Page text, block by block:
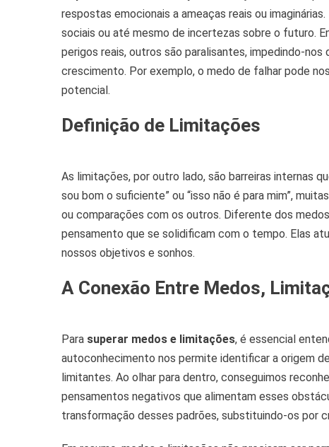
respostas emocionais a ameaças reais ou
sociais ou até mesmo de incertezas sobre o futuro.
perigos reais, outros são paralisantes, impedindo-
crescimento. Por exemplo, o medo de falhar pode
potencial.
Definição de Limitações
As limitações, por outro lado, são barreiras internas
sou bom o suficiente” ou “isso não é para mim”,
ou comparações com os outros. Diferente dos
pensamento que se solidificam com o tempo. Elas
nossos objetivos e sonhos.
A Conexão Entre Medos,
Para superar medos e limitações, é essencial
autoconhecimento nos permite identificar a origem
limitantes. Ao olhar para dentro, conseguimos
pensamentos negativos que alimentam esses
transformação desses padrões, substituindo-os por